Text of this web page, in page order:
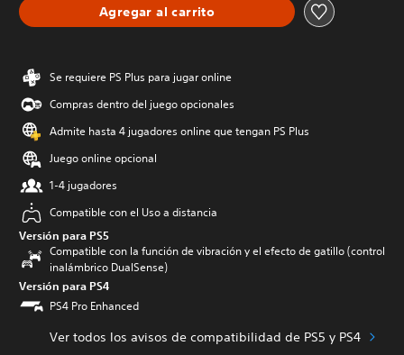
Agregar al carrito
Se requiere PS Plus para jugar online
Compras dentro del juego opcionales
Admite hasta 4 jugadores online que tengan PS Plus
Juego online opcional
1-4 jugadores
Compatible con el Uso a distancia
Versión para PS5
Compatible con la función de vibración y el efecto de gatillo (control
inalámbrico DualSense)
Versión para PS4
PS4 Pro Enhanced
Ver todos los avisos de compatibilidad de PS5 y PS4